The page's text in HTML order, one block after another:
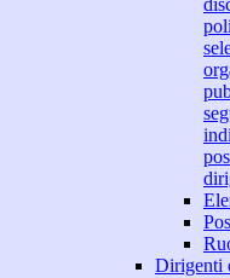
Dirigenti